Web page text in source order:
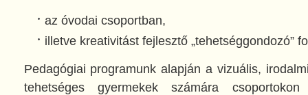
az óvodai csoportban,
illetve kreativitást fejlesztő „tehetséggondozó”
Pedagógiai programunk alapján a vizuális,
tehetséges gyermekek számára